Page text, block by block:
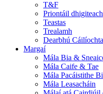
T&F
Priontáil dhigiteach
Teastas
Trealamh
Dearbhú Cáilíochta
Margaí
Mála Bia &
Mála Caife & Tae
Mála Pacáistithe
Mála Leasacháin